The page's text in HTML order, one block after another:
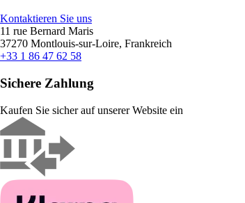
Kontaktieren Sie uns
11 rue Bernard Maris
37270 Montlouis-sur-Loire, Frankreich
+33 1 86 47 62 58
Sichere Zahlung
Kaufen Sie sicher auf unserer Website ein